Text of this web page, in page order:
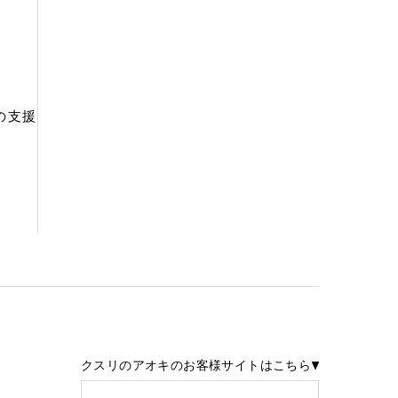
支援
クスリのアオキのお客様サイトはこちら